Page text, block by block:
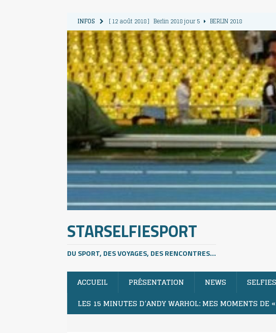
INFOS [ 12 août 2018 ] Berlin 2018 jour 5
BERLIN 2018
[ 11 août 2018 ] Berlin 2018 jour 4
BERLIN 2018
[ 10 août 2018 ] Berlin 2018 Jour 3
BERLIN 2018
[ 9 août 2018 ] Berlin 2018 jour 2
BERLIN 2018
[ 13 août 2018 ] Berlin 2018 jour 6 BERLIN 2018
STARSELFIESPORT
DU SPORT, DES VOYAGES, DES RENCONTRES...
ACCUEIL PRÉSENTATION NEWS
LES 15 MINUTES D’ANDY WARHOL: MES MOMENTS DE